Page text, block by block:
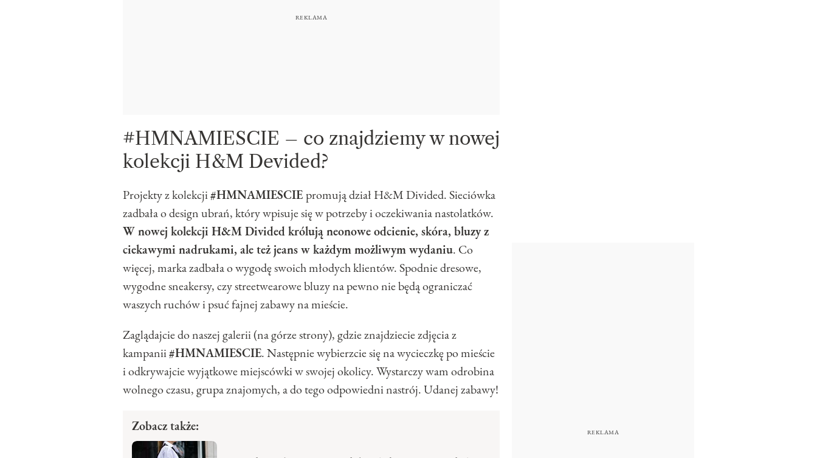
#HMNAMIESCIE – co znajdziemy w nowej
kolekcji H&M Devided?
Projekty z kolekcji#HMNAMIESCIEpromują dział H&M Divided. Sieciówka
zadbała o design ubrań, który wpisuje się w potrzeby i oczekiwania nastolatków.
W nowej kolekcji H&M Divided królują neonowe odcienie, skóra, bluzy z
ciekawymi nadrukami, ale też jeans w każdym możliwym wydaniu. Co
więcej, marka zadbała o wygodę swoich młodych klientów. Spodnie dresowe,
wygodne sneakersy, czy streetwearowe bluzy na pewno nie będą ograniczać
waszych ruchów i psuć fajnej zabawy na mieście.
Zaglądajcie do naszej galerii (na górze strony), gdzie znajdziecie zdjęcia z
kampanii#HMNAMIESCIE. Następnie wybierzcie się na wycieczkę po mieście
i odkrywajcie wyjątkowe miejscówki w swojej okolicy. Wystarczy wam odrobina
wolnego czasu, grupa znajomych, a do tego odpowiedni nastrój. Udanej zabawy!
Zobacz także: